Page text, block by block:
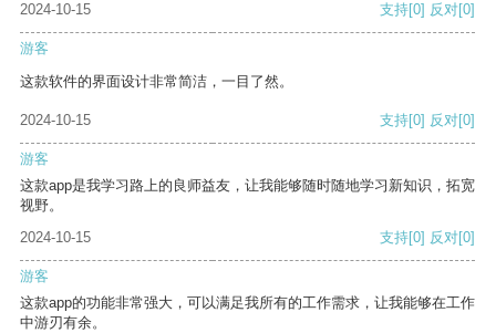
2024-10-15 支持[0] 反对[0]
游客
这款软件的界面设计非常简洁，一目了然。
2024-10-15 支持[0] 反对[0]
游客
这款app是我学习路上的良师益友，让我能够随时随地学习新知识，拓宽
视野。
2024-10-15
支持[0] 反对[0]
游客
这款app的功能非常强大，可以满足我所有的工作需求，让我能够在工作
中游刃有余。